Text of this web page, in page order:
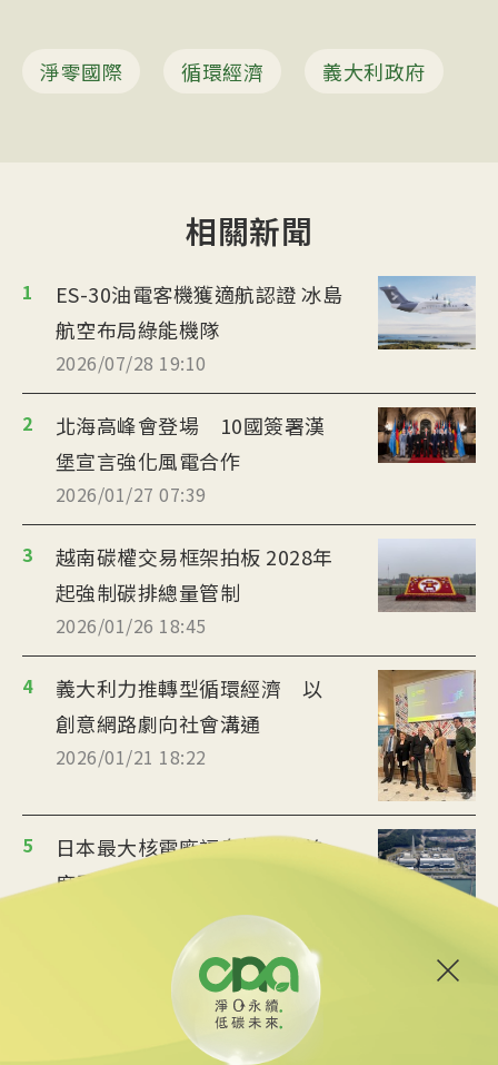
淨零國際 循環經濟 義大利政府
相關新聞
1
ES-30油電客機獲適航認證 冰島
航空布局綠能機隊
2026/07/28 19:10
2
北海高峰會登場 10國簽署漢
堡宣言強化風電合作
2026/01/27 07:39
3
越南碳權交易框架拍板 2028年
起強制碳排總量管制
2026/01/26 18:45
4
義大利力推轉型循環經濟 以
創意網路劇向社會溝通
2026/01/21 18:22
5
日本最大核電廠福島核災後首
度重啟 居民疑慮未解
氣候行動分歧仍存 新加坡官
員：多邊主義可應對
2026/01/20 22:32